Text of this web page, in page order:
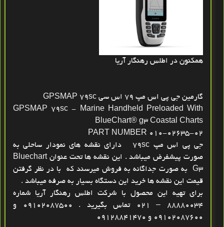
همکنون در اطلس رهنگار آریا
گارمین جی پی اس مپ 79 اس سی GPSMAP 79sc
GPSMAP 79sc - Marine Handheld Preloaded With
BlueChart® g3 Coastal Charts
PART NUMBER 010-02635-02
جی پی اس مپ 79sc دارای نقشه های نمودار ساحلی به
صورت پیشفرض میباشد . این نقشه ها تحت عنوان Bluechart
G3 به صورت جداگانه به فروش میرسند که با در نظر گرفتن
قیمت این نقشه ها خرید این دستگاه بسیار به صرفه میباشد .
برای تهیه این محصول با شرکت اطلس رهنگار آریا شماره
88880034 – 021 تماس بگیرید . 09102087500 و
09102087600 و 09128841470